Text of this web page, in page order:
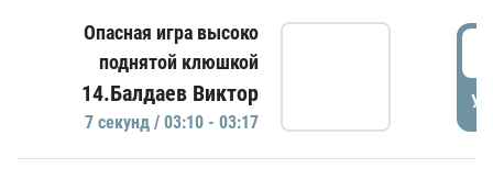
Опасная игра высоко
поднятой клюшкой
14.Балдаев Виктор
7 секунд / 03:10 - 03:17